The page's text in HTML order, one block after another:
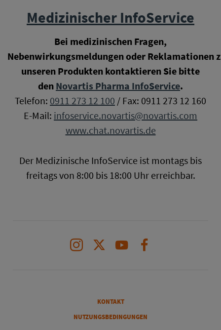
Medizinischer InfoService
Bei medizinischen Fragen,
Nebenwirkungsmeldungen oder Reklamationen
unseren Produkten kontaktieren Sie bitte
den Novartis Pharma InfoService.
Telefon: 0911 273 12 100 / Fax: 0911 273 12 160
E-Mail: infoservice.novartis@novartis.com
www.chat.novartis.de
Der Medizinische InfoService ist montags bis
freitags von 8:00 bis 18:00 Uhr erreichbar.
Instagram Youtube
KONTAKT
NUTZUNGSBEDINGUNGEN